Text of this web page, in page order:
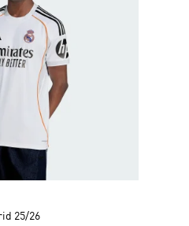
25/26